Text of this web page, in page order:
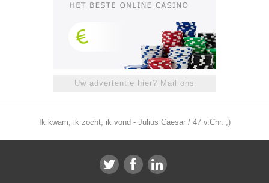
Uw advertentie hier? Mail ons
Ik kwam, ik zocht, ik vond - Julius Caesar / 47 v.Chr. ;)